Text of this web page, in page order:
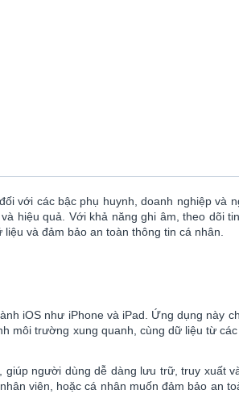
với các bậc phụ huynh, doanh nghiệp và
hiệu quả. Với khả năng ghi âm, theo dõi
và đảm bảo an toàn thông tin cá nhân.
iOS như iPhone và iPad. Ứng dụng này
môi trường xung quanh, cùng dữ liệu từ
người dùng dễ dàng lưu trữ, truy xuất
viên, hoặc cá nhân muốn đảm bảo an